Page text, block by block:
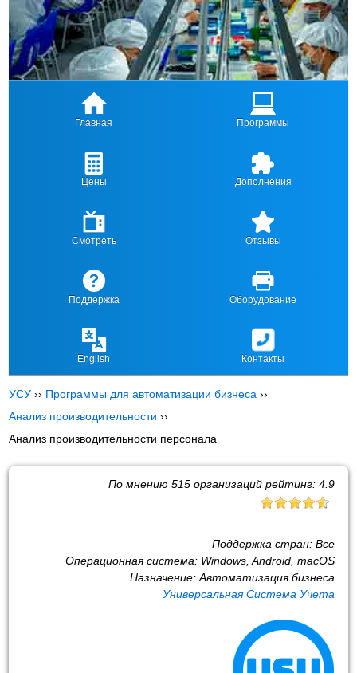
Главная Программы
Цены Дополнения
Смотреть Отзывы
Поддержка Оборудование
English Контакты
УСУ ›› Программы для автоматизации бизнеса ››
Анализ производительности ››
Анализ производительности персонала
По мнению 515организаций рейтинг: 4.9
Поддержка стран: Все
Операционная система: Windows, Android, macOS
Назначение: Автоматизация бизнеса
Универсальная Система Учета